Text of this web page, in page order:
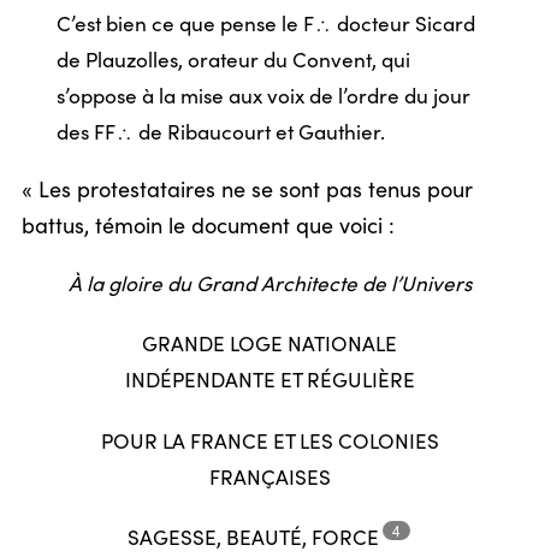
C’est bien ce que pense le F/ docteur Sicard
de Plauzolles, orateur du Convent, qui
s’oppose à la mise aux voix de l’ordre du jour
des FF/ de Ribaucourt et Gauthier.
« Les protestataires ne se sont pas tenus pour
battus, témoin le document que voici :
À la gloire du Grand Architecte de l’Univers
GRANDE LOGE NATIONALE
INDÉPENDANTE ET RÉGULIÈRE
POUR LA FRANCE ET LES COLONIES
FRANÇAISES
SAGESSE, BEAUTÉ, FORCE 4